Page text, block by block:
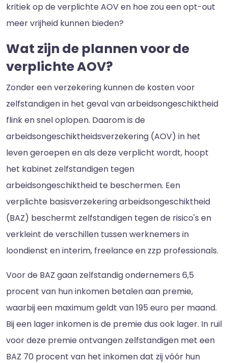
kritiek op de verplichte AOV en hoe zou een opt-out
meer vrijheid kunnen bieden?
Wat zijn de plannen voor de
verplichte AOV?
Zonder een verzekering kunnen de kosten voor
zelfstandigen in het geval van arbeidsongeschiktheid
flink en snel oplopen. Daarom is de
arbeidsongeschiktheidsverzekering (AOV) in het
leven geroepen en als deze verplicht wordt, hoopt
het kabinet zelfstandigen tegen
arbeidsongeschiktheid te beschermen. Een
verplichte basisverzekering arbeidsongeschiktheid
(BAZ) beschermt zelfstandigen tegen de risico's en
verkleint de verschillen tussen werknemers in
loondienst en interim, freelance en zzp professionals.
Voor de BAZ gaan zelfstandig ondernemers 6,5
procent van hun inkomen betalen aan premie,
waarbij een maximum geldt van 195 euro per maand.
Bij een lager inkomen is de premie dus ook lager. In ruil
voor deze premie ontvangen zelfstandigen met een
BAZ 70 procent van het inkomen dat zij vóór hun